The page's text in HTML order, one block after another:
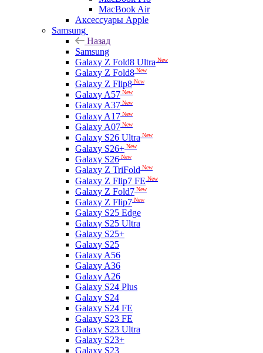
MacBook Air
Аксессуары Apple
Samsung
Назад
Samsung
Galaxy Z Fold8 Ultra New
Galaxy Z Fold8 New
Galaxy Z Flip8 New
Galaxy A57 New
Galaxy A37 New
Galaxy A17 New
Galaxy A07 New
Galaxy S26 Ultra New
Galaxy S26+ New
Galaxy S26 New
Galaxy Z TriFold New
Galaxy Z Flip7 FE New
Galaxy Z Fold7 New
Galaxy Z Flip7 New
Galaxy S25 Edge
Galaxy S25 Ultra
Galaxy S25+
Galaxy S25
Galaxy A56
Galaxy A36
Galaxy A26
Galaxy S24 Plus
Galaxy S24
Galaxy S24 FE
Galaxy S23 FE
Galaxy S23 Ultra
Galaxy S23+
Galaxy S23